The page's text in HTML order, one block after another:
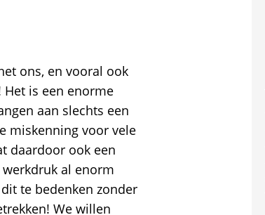
ons, en vooral ook
is een enorme
aan slechts een
miskenning voor vele
daardoor ook een
al enorm
te bedenken zonder
We willen